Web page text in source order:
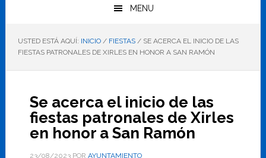
tamaño
letra
MENU
USTED ESTÁ AQUÍ: INICIO / FIESTAS /SE ACERCA EL INICIO DE LAS
FIESTAS PATRONALES DE XIRLES EN HONOR A SAN RAMÓN
Se acerca el inicio de las
fiestas patronales de Xirles
en honor a San Ramón
23/08/2023POR AYUNTAMIENTO